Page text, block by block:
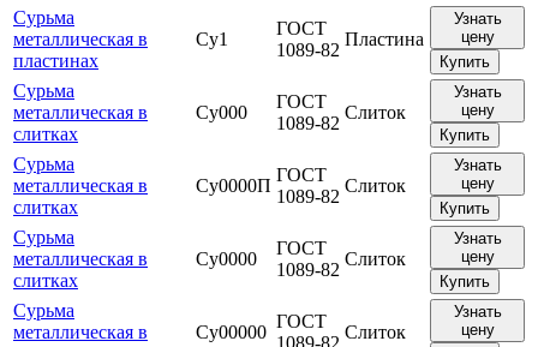
Сурьма
металлическая в
пластинах
Су1
ГОСТ
1089-82
Пластина
Узнать
цену
Купить
Сурьма
металлическая в
слитках
Су000
ГОСТ
1089-82
Слиток
Узнать
цену
Купить
Сурьма
металлическая в
слитках
Су0000П
ГОСТ
1089-82
Слиток
Узнать
цену
Купить
Сурьма
металлическая в
слитках
Су0000
ГОСТ
1089-82
Слиток
Узнать
цену
Купить
Сурьма
металлическая в
Су00000
ГОСТ
1089-82
Слиток
Узнать
цену